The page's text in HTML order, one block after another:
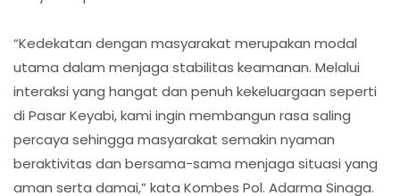
“Kedekatan dengan masyarakat merupakan modal
utama dalam menjaga stabilitas keamanan. Melalui
interaksi yang hangat dan penuh kekeluargaan seperti
di Pasar Keyabi, kami ingin membangun rasa saling
percaya sehingga masyarakat semakin nyaman
beraktivitas dan bersama-sama menjaga situasi yang
aman serta damai,” kata Kombes Pol. Adarma Sinaga.